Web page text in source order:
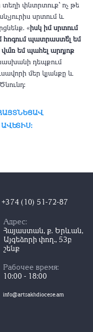
փնտրտուք՝ ոչ թե
սրտում և
«իսկ իմ սրտում
հոգում պատրաստե՞լ եմ
եմ պահել արդյոք
դեպքում
մեր կյանքը և
+374 (10) 51-72-87
Адрес:
Հայաստան, ք. Երևան,
Այգեձորի փող., 53բ
շենք
Рабочее время:
10:00 - 18:00
info@artsakhdiocese.am